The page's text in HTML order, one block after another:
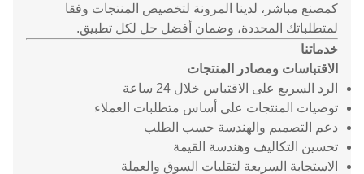
كمصنع مباشر، لدينا المرونة لتخصيص المنتجات وفقا
لمتطلباتك المحددة، وضمان أفضل حل لكل تطبيق.
خدماتنا
الاقتباسات ومصادر المنتجات
الرد السريع على الاقتباس خلال 24 ساعة
توصيات المنتجات على أساس متطلبات العملاء
دعم التصميم والهندسة حسب الطلب
تحسين التكاليف وهندسة القيمة
الاستجابة السريعة لتقلبات السوق والعملة